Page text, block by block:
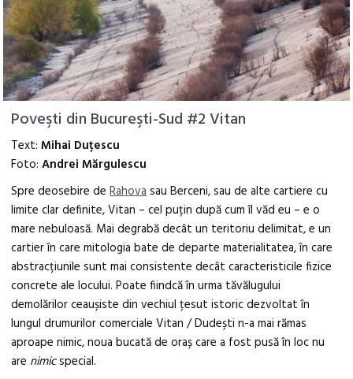
Poveşti din Bucureşti-Sud #2 Vitan
Text:Mihai Duțescu
Foto:Andrei Mărgulescu
Spre deosebire deRahovasau Berceni, sau de alte cartiere cu
limite clar definite, Vitan – cel puțin după cum îl văd eu – e o
mare nebuloasă. Mai degrabă decât un teritoriu delimitat, e un
cartier în care mitologia bate de departe materialitatea, în care
abstracțiunile sunt mai consistente decât caracteristicile fizice
concrete ale locului. Poate fiindcă în urma tăvălugului
demolărilor ceaușiste din vechiul țesut istoric dezvoltat în
lungul drumurilor comerciale Vitan / Dudești n-a mai rămas
aproape nimic, noua bucată de oraș care a fost pusă în loc nu
are nimicspecial.